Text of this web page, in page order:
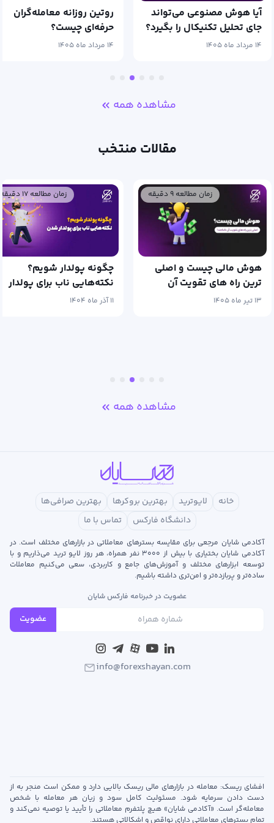
آیا هوش مصنوعی می‌تواند
جای تحلیل تکنیکال را بگیرد؟
۱۴ مرداد ماه ۱۴۰۵
روتین روزانه معامله‌گران
حرفه‌ای چیست؟
۱۴ مرداد ماه ۱۴۰۵
مشاهده همه
مقالات منتخب
زمان مطالعه ۹ دقیقه
هوش مالی چیست و اصلی
ترین راه های تقویت آن
کدامند؟
۱۳ تیر ماه ۱۴۰۵
زمان مطالعه ۱۷ دقیقه
چگونه پولدار شویم؟
نکته‌هایی ناب برای پولدار
شدن
۱۱ آذر ماه ۱۴۰۴
مشاهده همه
خانه لایوترید بهترین بروکرها
بهترین صرافی‌ها
دانشگاه فارکس
تماس با ما
آکادمی شایان مرجعی برای مقایسه بسترهای معاملاتی در بازارهای مختلف است. در
آکادمی شایان بختیاری با بیش از ۳۰۰۰ نفر همراه، هر روز لایو ترید می‌ذاریم و با
توسعه‌ ابزارهای مختلف و آموزش‌های جامع و کاربردی، سعی می‌کنیم معاملات
ساده‌تر و پربازده‌تر و امن‌تری داشته باشیم.
عضویت در خبرنامه فارکس شایان
عضویت
info@forexshayan.com
افشای ریسک: معامله در بازارهای مالی ریسک بالایی دارد و ممکن است منجر به از
دست دادن سرمایه شود. مسئولیت کامل سود و زیان هر معامله با شخص
معامله‌گر است. «آکادمی شایان» هیچ پلتفرم معاملاتی را تأیید یا توصیه نمی‌کند و
تمام بسترهای معاملاتی دارای نواقص و اشکالاتی هستند.